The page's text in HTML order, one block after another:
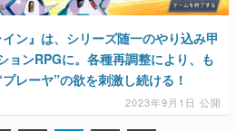
ン』は、シリーズ随一のやり込み甲
ョンRPGに。各種再調整により、も
レーヤ”の欲を刺激し続ける！
2023年9月1日 公開